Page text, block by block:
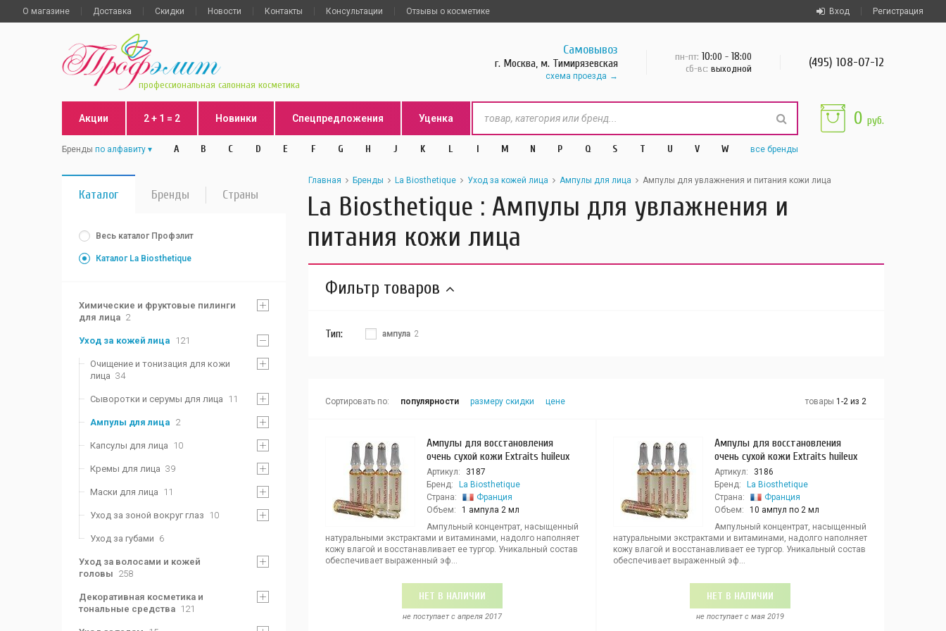
Вход Регистрация
О магазине Доставка Скидки Новости Контакты Консультации Отзывы о косметике
профессиональная салонная косметика
Самовывоз
г. Москва, м. Тимирязевская
схема проезда
пн-пт: 10:00 - 18:00
сб-вс: выходной (495) 108-07-12
Акции 2 + 1 = 2 Новинки Спецпредложения Уценка
Бренды по алфавиту A B C D E F G H J K L l M N P Q S T U V W все бренды
0 руб.
Каталог Бренды Страны
Весь каталог Профэлит
Каталог La Biosthetique
Химические и фруктовые пилинги
для лица 2
Уход за кожей лица 121
Очищение и тонизация для кожи
лица 34
Сыворотки и серумы для лица 11
Ампулы для лица 2
Капсулы для лица 10
Кремы для лица 39
Маски для лица 11
Уход за зоной вокруг глаз 10
Уход за губами 6
Уход за волосами и кожей
головы 258
Декоративная косметика и
тональные средства 121
Главная Бренды La Biosthetique Уход за кожей лица Ампулы для лица Ампулы для увлажнения и питания кожи лица
La Biosthetique : Ампулы для увлажнения и
питания кожи лица
Фильтр товаров
Тип: ампула 2
Сортировать по: популярности размеру скидки цене товары 1-2 из 2
Ампулы для восстановления
очень сухой кожи Extraits huileux
Артикул:
3187
Бренд:
La Biosthetique
Страна:
Франция
Объем:
1 ампула 2 мл
Ампульный концентрат, насыщенный
натуральными экстрактами и витаминами, надолго наполняет
кожу влагой и восстанавливает ее тургор. Уникальный состав
обеспечивает выраженный эф...
НЕТ В НАЛИЧИИ
не поступает c апреля 2017
Ампулы для восстановления
очень сухой кожи Extraits huileux
Артикул:
3186
Бренд:
La Biosthetique
Страна:
Франция
Объем:
10 ампул по 2 мл
Ампульный концентрат, насыщенный
натуральными экстрактами и витаминами, надолго наполняет
кожу влагой и восстанавливает ее тургор. Уникальный состав
обеспечивает выраженный эф...
НЕТ В НАЛИЧИИ
не поступает c мая 2019